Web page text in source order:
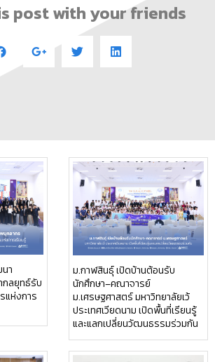
post with your friends
า
ลยุทธ์รับ
แห่งการ
ม.กาฬสินธุ์ เปิดบ้านต้อนรับ
นักศึกษา–คณาจารย์
ม.เศรษฐศาสตร์ มหาวิทยาลัยเว้
ประเทศเวียดนาม เปิดพื้นที่เรียนรู้
และแลกเปลี่ยนวัฒนธรรมร่วมกัน